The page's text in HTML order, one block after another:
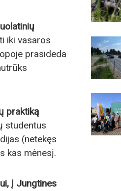
iki vasaros
prasideda
praktiką
studentus
(netekęs
kas mėnesį.
į Jungtines